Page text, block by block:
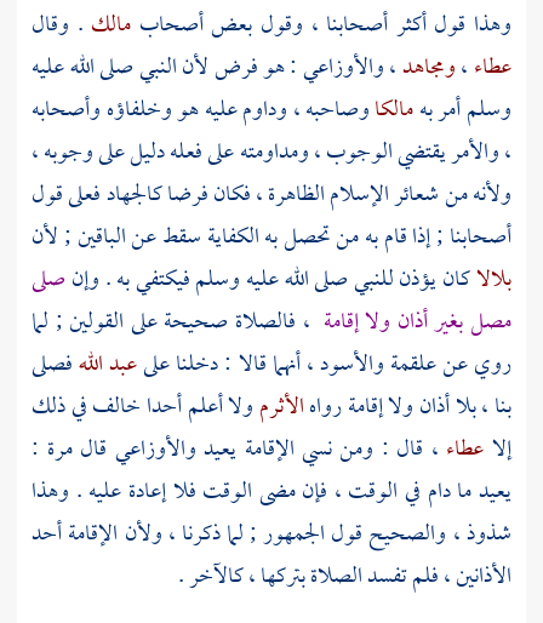
وهذا قول أكثر أصحابنا ، وقول بعض أصحاب مالك . وقال
عطاء،ومجاهد،والأوزاعي: هو فرض لأن النبي صلى الله عليه
وسلم أمر بهمالكاوصاحبه ، وداوم عليه هو وخلفاؤه وأصحابه
، والأمر يقتضي الوجوب ، ومداومته على فعله دليل على وجوبه ،
ولأنه من شعائر الإسلام الظاهرة ، فكان فرضا كالجهاد فعلى قول
أصحابنا ; إذا قام به من تحصل به الكفاية سقط عن الباقين ; لأن
بلالاكان يؤذن للنبي صلى الله عليه وسلم فيكتفي به . وإنصلى
مصل بغير أذان ولا إقامة ، فالصلاة صحيحة على القولين ; لما
روي عنعلقمةوالأسود، أنهما قالا : دخلنا علىعبد اللهفصلى
بنا ، بلا أذان ولا إقامة رواهالأثرمولا أعلم أحدا خالف في ذلك
إلاعطاء ، قال : ومن نسي الإقامة يعيدوالأوزاعي قال مرة :
يعيد ما دام في الوقت ، فإن مضى الوقت فلا إعادة عليه . وهذا
شذوذ ، والصحيح قول الجمهور ; لما ذكرنا ، ولأن الإقامة أحد
الأذانين ، فلم تفسد الصلاة بتركها ، كالآخر .